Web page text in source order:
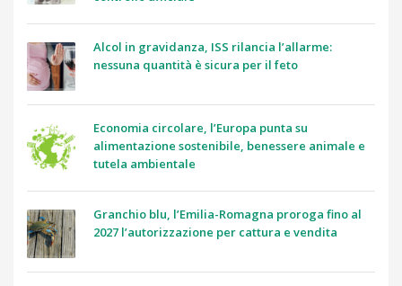
Alcol in gravidanza, ISS rilancia l’allarme:
nessuna quantità è sicura per il feto
Economia circolare, l’Europa punta su
alimentazione sostenibile, benessere animale e
tutela ambientale
Granchio blu, l’Emilia-Romagna proroga fino al
2027 l’autorizzazione per cattura e vendita